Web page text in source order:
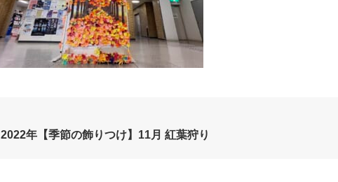
2022年【季節の飾りつけ】11月 紅葉狩り